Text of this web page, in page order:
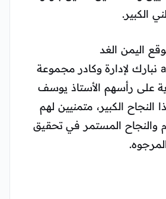
الكبير.
اليمن الغد
alyemenalghad نبارك لإدارة وكادر مجموعة
على رأسهم الأستاذ يوسف
النجاح الكبير، متمنيين لهم
والنجاح المستمر في تحقيق